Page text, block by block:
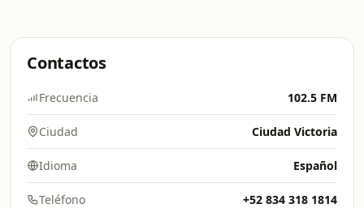
Contactos
Frecuencia 102.5 FM
Ciudad Ciudad Victoria
Idioma Español
Teléfono +52 834 318 1814